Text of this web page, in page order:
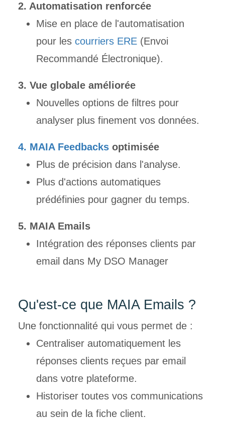
2. Automatisation renforcée
Mise en place de l'automatisation
pour les courriers ERE(Envoi
Recommandé Électronique).
3. Vue globale améliorée
Nouvelles options de filtres pour
analyser plus finement vos données.
4. MAIA Feedbacksoptimisée
Plus de précision dans l'analyse.
Plus d'actions automatiques
prédéfinies pour gagner du temps.
5. MAIA Emails
Intégration des réponses clients par
email dans My DSO Manager
Qu'est-ce que MAIA Emails ?
Une fonctionnalité qui vous permet de :
Centraliser automatiquement les
réponses clients reçues par email
dans votre plateforme.
Historiser toutes vos communications
au sein de la fiche client.